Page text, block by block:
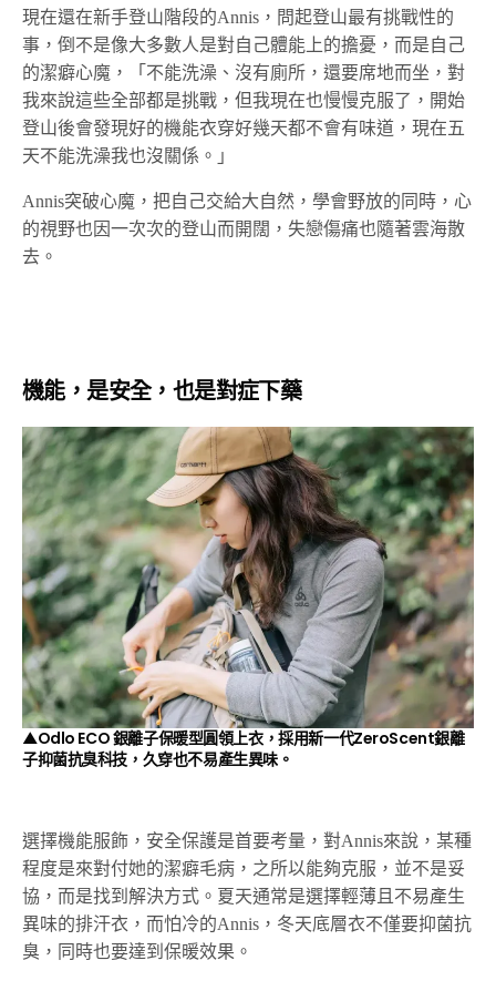
現在還在新手登山階段的Annis，問起登山最有挑戰性的
事，倒不是像大多數人是對自己體能上的擔憂，而是自己
的潔癖心魔，「不能洗澡、沒有廁所，還要席地而坐，對
我來說這些全部都是挑戰，但我現在也慢慢克服了，開始
登山後會發現好的機能衣穿好幾天都不會有味道，現在五
天不能洗澡我也沒關係。」
Annis突破心魔，把自己交給大自然，學會野放的同時，心
的視野也因一次次的登山而開闊，失戀傷痛也隨著雲海散
去。
機能，是安全，也是對症下藥
▲Odlo ECO 銀離子保暖型圓領上衣，採用新一代ZeroScent銀離
子抑菌抗臭科技，久穿也不易產生異味。
選擇機能服飾，安全保護是首要考量，對Annis來說，某種
程度是來對付她的潔癖毛病，之所以能夠克服，並不是妥
協，而是找到解決方式。夏天通常是選擇輕薄且不易產生
異味的排汗衣，而怕冷的Annis，冬天底層衣不僅要抑菌抗
臭，同時也要達到保暖效果。